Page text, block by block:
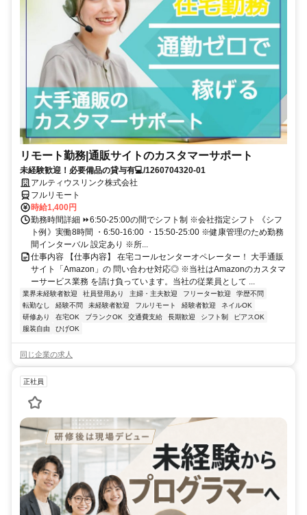
リモート勤務|通販サイトのカスタマーサポート
未経験歓迎！必要備品の貸与有💻/1260704320-01
アルティウスリンク株式会社
フルリモート
時給1,400円
勤務時間詳細 ⏩6:50-25:00の間でシフト制 ※会社指定シフト 《シフ
ト例》実働8時間 ・6:50-16:00 ・15:50-25:00 ※健康管理のため勤務
間インターバル 設定あり ※所...
仕事内容 【仕事内容】 在宅コールセンターオペレーター！ 大手通販
サイト「Amazon」の 問い合わせ対応◎ ※当社はAmazonのカスタマ
ーサービス業務 を請け負っています。当社の従業員として ...
業界未経験者歓迎 社員登用あり 主婦・主夫歓迎 フリーター歓迎
学歴不問
転勤なし
経験不問 未経験者歓迎 フルリモート 経験者歓迎
ネイルOK
研修あり
在宅OK ブランクOK 交通費支給 長期歓迎 シフト制
ピアスOK
服装自由
ひげOK
同じ企業の求人
正社員